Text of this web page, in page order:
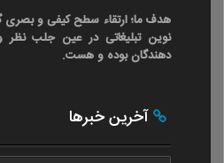
هدف ما؛ ارتقاء سطح کیفی و بصری
نوین تبلیغاتی در عین جلب
دهندگان بوده و هست.
آخرین خبرها